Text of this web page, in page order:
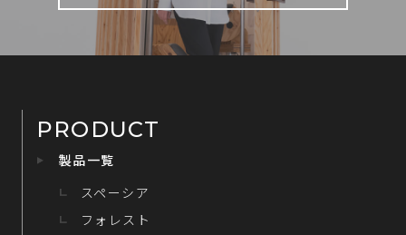
PRODUCT
製品一覧
スペーシア
フォレスト